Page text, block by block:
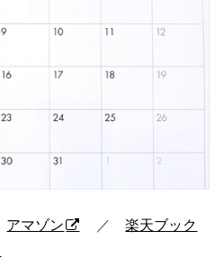
アマゾン ／楽天ブック